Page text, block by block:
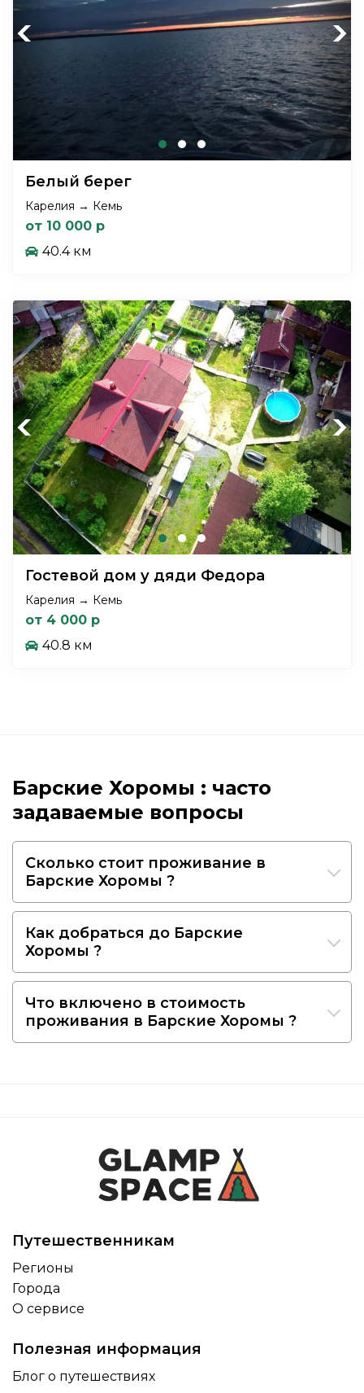
Previous Next
Белый берег
Карелия → Кемь
от 10 000 р
40.4 км
Previous Next
Гостевой дом у дяди Федора
Карелия → Кемь
от 4 000 р
40.8 км
Барские Хоромы : часто
задаваемые вопросы
Сколько стоит проживание в
Барские Хоромы ?
Как добраться до Барские
Хоромы ?
Что включено в стоимость
проживания в Барские Хоромы ?
Путешественникам
Регионы
Города
О сервисе
Полезная информация
Блог о путешествиях